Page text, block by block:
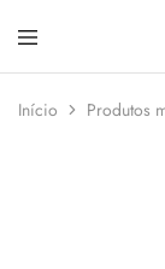
do
loja
de
Início Produtos